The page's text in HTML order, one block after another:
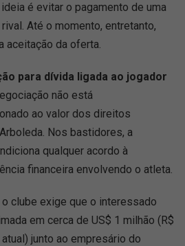
é evitar o pagamento de uma
Até o momento, entretanto,
aceitação da oferta.
para dívida ligada ao jogador
não está
ao valor dos direitos
Nos bastidores, a
qualquer acordo à
financeira envolvendo o atleta.
clube exige que o interessado
em cerca de US$ 1 milhão (R$
junto ao empresário do